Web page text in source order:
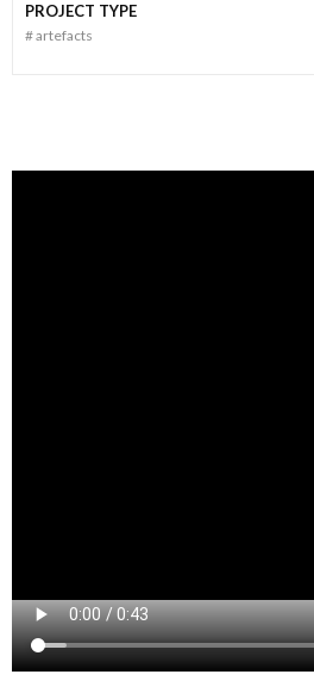
PROJECT TYPE
#artefacts